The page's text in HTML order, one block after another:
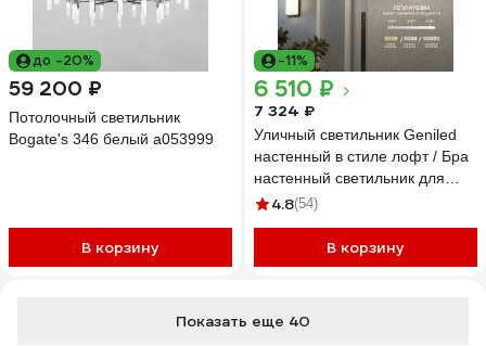
до -20%
59 200 ₽
Потолочный светильник
Bogate's 346 белый a053999
В корзину
-11%
6 510 ₽
7 324 ₽
Уличный светильник Geniled
настенный в стиле лофт / Бра
настенный светильник для
дома от сети 220 В /
регулировкой цветовой
температуры и мощности 8575
4.8(54)
В корзину
Показать еще 40